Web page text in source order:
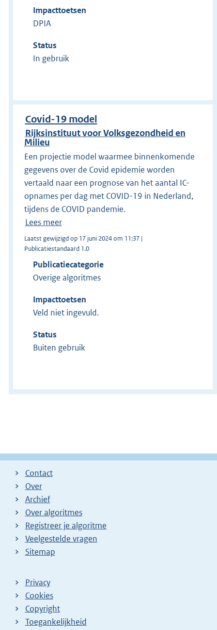
Impacttoetsen
DPIA
Status
In gebruik
Covid-19 model
Rijksinstituut voor Volksgezondheid en
Milieu
Een projectie model waarmee binnenkomende
gegevens over de Covid epidemie worden
vertaald naar een prognose van het aantal IC-
opnames per dag met COVID-19 in Nederland,
tijdens de COVID pandemie.
Lees meer
Laatst gewijzigd op 17 juni 2024 om 11:37 |
Publicatiestandaard 1.0
Publicatiecategorie
Overige algoritmes
Impacttoetsen
Veld niet ingevuld.
Status
Buiten gebruik
Contact
Over
Archief
Over algoritmes
Registreer je algoritme
Veelgestelde vragen
Sitemap
Privacy
Cookies
Copyright
Toegankelijkheid